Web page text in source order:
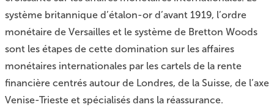
système britannique d’étalon-or d’avant 1919, l’ordre
monétaire de Versailles et le système de Bretton Woods
sont les étapes de cette domination sur les affaires
monétaires internationales par les cartels de la rente
financière centrés autour de Londres, de la Suisse, de l’axe
Venise-Trieste et spécialisés dans la réassurance.